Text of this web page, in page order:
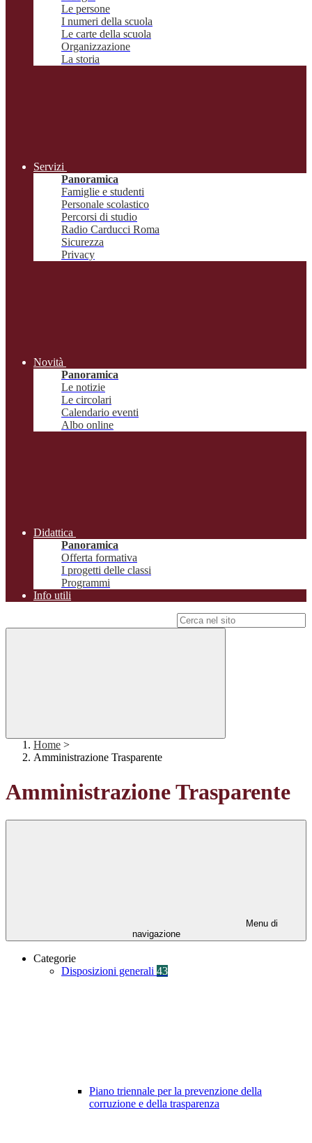
Le persone
I numeri della scuola
Le carte della scuola
Organizzazione
La storia
Servizi
Panoramica
Famiglie e studenti
Personale scolastico
Percorsi di studio
Radio Carducci Roma
Sicurezza
Privacy
Novità
Panoramica
Le notizie
Le circolari
Calendario eventi
Albo online
Didattica
Panoramica
Offerta formativa
I progetti delle classi
Programmi
Info utili
Home >
Amministrazione Trasparente
Amministrazione Trasparente
Menu di
navigazione
Categorie
Disposizioni generali 43
Piano triennale per la prevenzione della
corruzione e della trasparenza